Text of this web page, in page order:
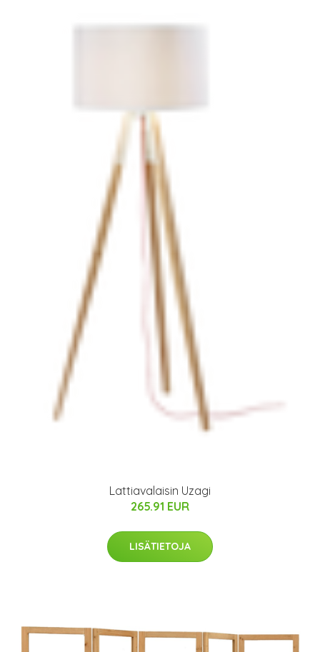
Lattiavalaisin Uzagi
265.91 EUR
LISÄTIETOJA